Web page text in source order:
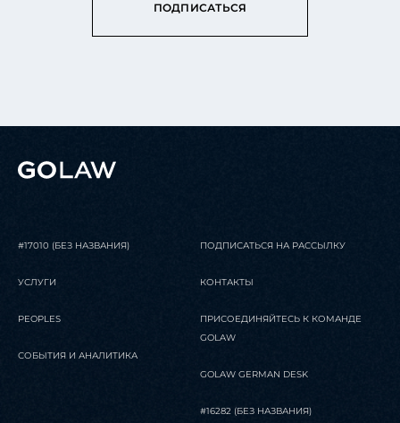
ПОДПИСАТЬСЯ
#17010 (БЕЗ НАЗВАНИЯ)
УСЛУГИ
PEOPLES
СОБЫТИЯ И АНАЛИТИКА
ПОДПИСАТЬСЯ НА РАССЫЛКУ
КОНТАКТЫ
ПРИСОЕДИНЯЙТЕСЬ К КОМАНДЕ
GOLAW
GOLAW GERMAN DESK
#16282 (БЕЗ НАЗВАНИЯ)